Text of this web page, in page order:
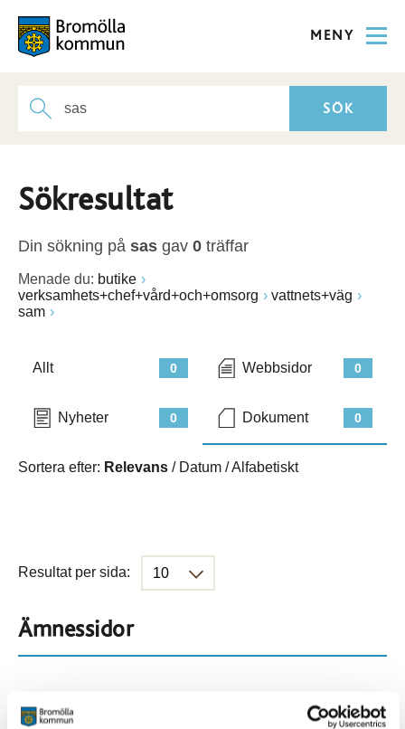
MENY
Sökresultat
Din sökning på sas gav 0 träffar
Menade du: butike
verksamhets+chef+vård+och+omsorg
vattnets+väg
sam
0
Allt 0
Webbsidor
0
Nyheter 0
Dokument
Sortera efter: Relevans / Datum /Alfabetiskt
Resultat per sida:
Ämnessidor
282